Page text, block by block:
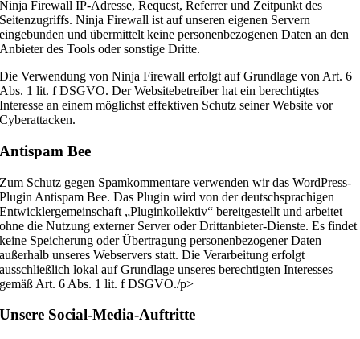
Ninja Firewall IP-Adresse, Request, Referrer und Zeitpunkt des
Seitenzugriffs. Ninja Firewall ist auf unseren eigenen Servern
eingebunden und übermittelt keine personenbezogenen Daten an den
Anbieter des Tools oder sonstige Dritte.
Die Verwendung von Ninja Firewall erfolgt auf Grundlage von Art. 6
Abs. 1 lit. f DSGVO. Der Websitebetreiber hat ein berechtigtes
Interesse an einem möglichst effektiven Schutz seiner Website vor
Cyberattacken.
Antispam Bee
Zum Schutz gegen Spamkommentare verwenden wir das WordPress-
Plugin Antispam Bee. Das Plugin wird von der deutschsprachigen
Entwicklergemeinschaft „Pluginkollektiv“ bereitgestellt und arbeitet
ohne die Nutzung externer Server oder Drittanbieter-Dienste. Es findet
keine Speicherung oder Übertragung personenbezogener Daten
außerhalb unseres Webservers statt. Die Verarbeitung erfolgt
ausschließlich lokal auf Grundlage unseres berechtigten Interesses
gemäß Art. 6 Abs. 1 lit. f DSGVO./p>
Unsere Social-Media-Auftritte